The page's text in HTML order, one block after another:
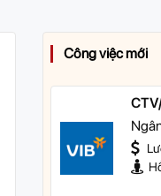
Công việc mới